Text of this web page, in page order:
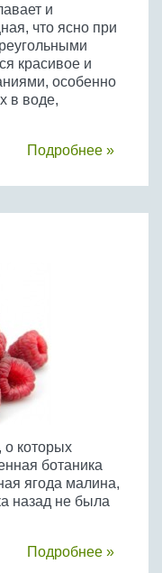
и
что ясно при
красивое и
особенно
в воде,
Подробнее »
о которых
ботаника
ягода малина,
назад не была
Подробнее »